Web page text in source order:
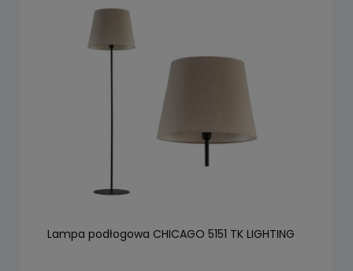
Lampa podłogowa CHICAGO 5151 TK LIGHTING